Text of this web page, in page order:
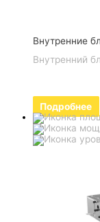
Внутренние
Внутренний
Подробнее